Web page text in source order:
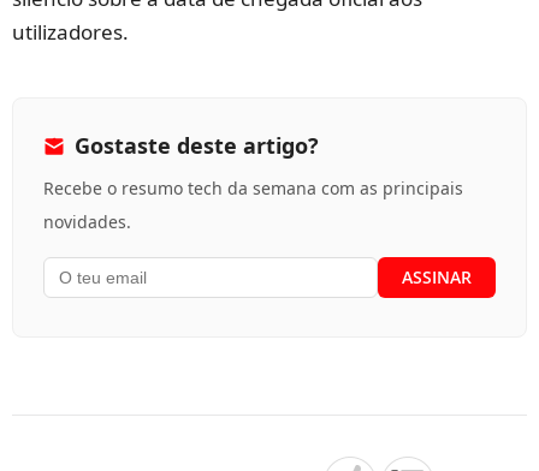
utilizadores.
Gostaste deste artigo?
Recebe o resumo tech da semana com as principais
novidades.